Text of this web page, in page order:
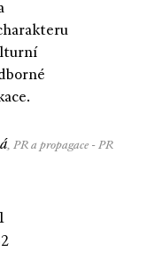
, PR a propagace - PR